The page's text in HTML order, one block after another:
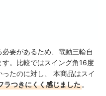
要があるため、電動三輪自
。比較ではスイング角16度
たのに対し、 本商品はスイ
ラつきにくく感じました 。